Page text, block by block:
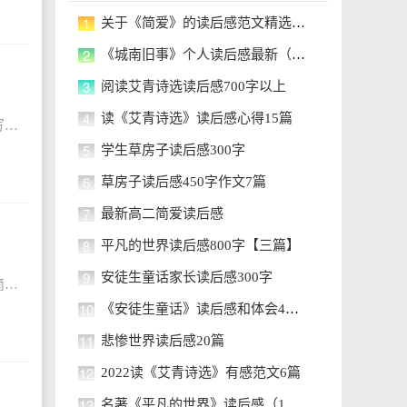
《狼王梦》紫岚的经历读后感600字有哪些？写读后感绝不是对原文的抄录或简单地复述，不能脱离原文任意发挥，应以写“体会”为主。下面是小编为大家整理的《狼王梦》紫岚的经历读后感600字内容，希望对大家有所
五年级《狼王梦》读后感350字怎样写？读后感就是读书笔记，是一种常用的应用文体，也是应用写作研究的文体之一。简单来说就是看完书后的感触。下面是小编为大家整理的五年级《狼王梦》读后感350字，希望对大家
1 关于《简爱》的读后感范文精选17篇
2 《城南旧事》个人读后感最新（17篇）
3 阅读艾青诗选读后感700字以上
4 读《艾青诗选》读后感心得15篇
5 学生草房子读后感300字
6 草房子读后感450字作文7篇
7 最新高二简爱读后感
8 平凡的世界读后感800字【三篇】
9 安徒生童话家长读后感300字
10 《安徒生童话》读后感和体会400字10篇
11 悲惨世界读后感20篇
12 2022读《艾青诗选》有感范文6篇